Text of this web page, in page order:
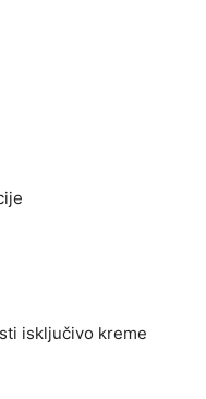
isključivo kreme